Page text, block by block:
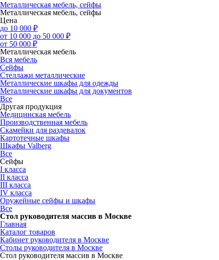
Металлическая мебель, сейфы
Металлическая мебель, сейфы
Цена
до 10 000 ₽
от 10 000 до 50 000 ₽
от 50 000 ₽
Металлическая мебель
Вся мебель
Сейфы
Стеллажи металлические
Металлические шкафы для одежды
Металлические шкафы для документов
Все
Другая продукция
Медицинская мебель
Производственная мебель
Скамейки для раздевалок
Картотечные шкафы
Шкафы Valberg
Все
Сейфы
I класса
II класса
III класса
IV класса
Оружейные сейфы и шкафы
Все
Стол руководителя массив в Москве
Главная
Каталог товаров
Кабинет руководителя в Москве
Столы руководителя в Москве
Стол руководителя массив в Москве